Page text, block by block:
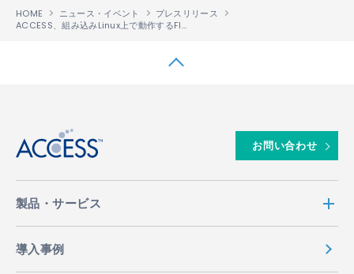
HOME ニュース・イベント
プレスリリース
ACCESS、組み込みLinux上で動作するFlutter向けChromiumベースのWebViewプラグインを開発し、オープンソース化
お問い合わせ
製品・サービス
導入事例